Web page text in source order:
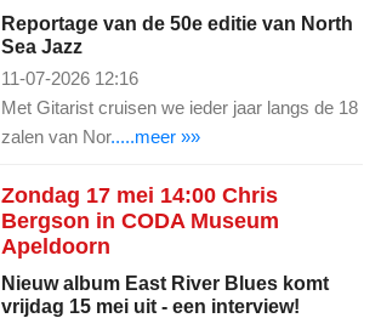
Reportage van de 50e editie van North
Sea Jazz
11-07-2026 12:16
Met Gitarist cruisen we ieder jaar langs de 18
zalen van Nor.....meer »»
Zondag 17 mei 14:00 Chris
Bergson in CODA Museum
Apeldoorn
Nieuw album East River Blues komt
vrijdag 15 mei uit - een interview!